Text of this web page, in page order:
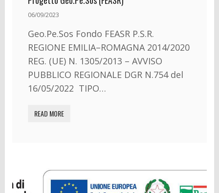
06/09/2023
Geo.Pe.Sos Fondo FEASR P.S.R.
REGIONE EMILIA–ROMAGNA 2014/2020
REG. (UE) N. 1305/2013 – AVVISO
PUBBLICO REGIONALE DGR N.754 del
16/05/2022 TIPO…
READ MORE